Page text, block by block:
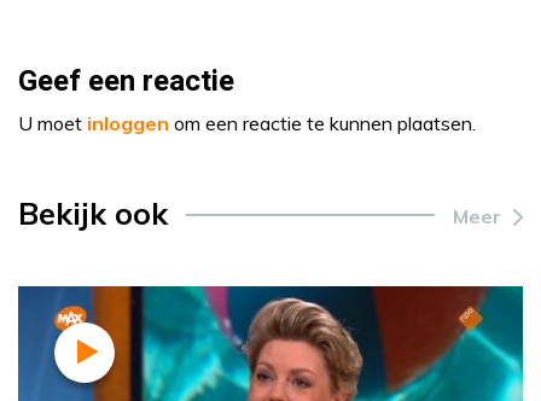
Geef een reactie
U moet inloggen om een reactie te kunnen plaatsen.
Bekijk ook Meer